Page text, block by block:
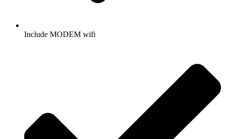
Include MODEM wifi